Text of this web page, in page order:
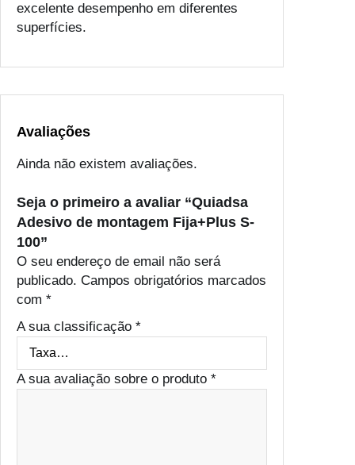
excelente desempenho em diferentes
superfícies.
Avaliações
Ainda não existem avaliações.
Seja o primeiro a avaliar “Quiadsa
Adesivo de montagem Fija+Plus S-
100”
O seu endereço de email não será
publicado. Campos obrigatórios marcados
com *
A sua classificação *
A sua avaliação sobre o produto *